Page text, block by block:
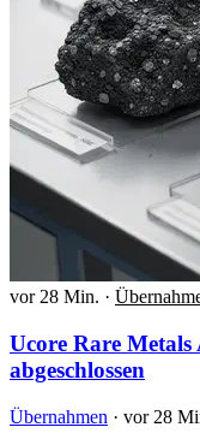
vor 28 Min. ·
Ucore Rare
abgeschlossen
Übernahmen · vor 28